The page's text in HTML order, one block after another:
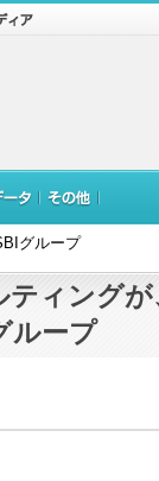
グループ
ィングが
ループ